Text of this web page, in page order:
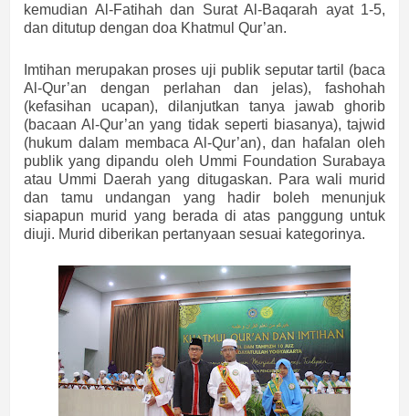
kemudian Al-Fatihah dan Surat Al-Baqarah ayat 1-5,
dan ditutup dengan doa Khatmul Qur’an.
Imtihan merupakan proses uji publik seputar tartil (baca
Al-Qur’an dengan perlahan dan jelas), fashohah
(kefasihan ucapan), dilanjutkan tanya jawab ghorib
(bacaan Al-Qur’an yang tidak seperti biasanya), tajwid
(hukum dalam membaca Al-Qur’an), dan hafalan oleh
publik yang dipandu oleh Ummi Foundation Surabaya
atau Ummi Daerah yang ditugaskan. Para wali murid
dan tamu undangan yang hadir boleh menunjuk
siapapun murid yang berada di atas panggung untuk
diuji. Murid diberikan pertanyaan sesuai kategorinya.